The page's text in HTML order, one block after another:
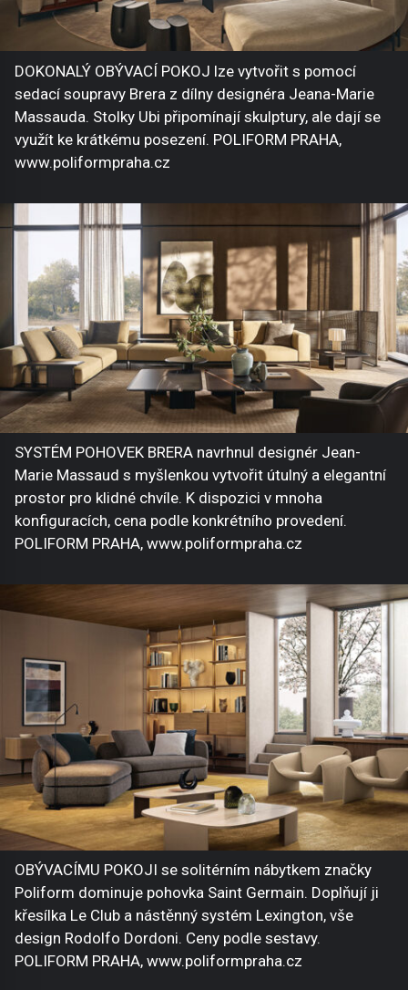
DOKONALÝ OBÝVACÍ POKOJ lze vytvořit s pomocí
sedací soupravy Brera z dílny designéra Jeana-Marie
Massauda. Stolky Ubi připomínají skulptury, ale dají se
využít ke krátkému posezení. POLIFORM PRAHA,
www.poliformpraha.cz
SYSTÉM POHOVEK BRERA navrhnul designér Jean-
Marie Massaud s myšlenkou vytvořit útulný a elegantní
prostor pro klidné chvíle. K dispozici v mnoha
konfiguracích, cena podle konkrétního provedení.
POLIFORM PRAHA, www.poliformpraha.cz
OBÝVACÍMU POKOJI se solitérním nábytkem značky
Poliform dominuje pohovka Saint Germain. Doplňují ji
křesílka Le Club a nástěnný systém Lexington, vše
design Rodolfo Dordoni. Ceny podle sestavy.
POLIFORM PRAHA, www.poliformpraha.cz